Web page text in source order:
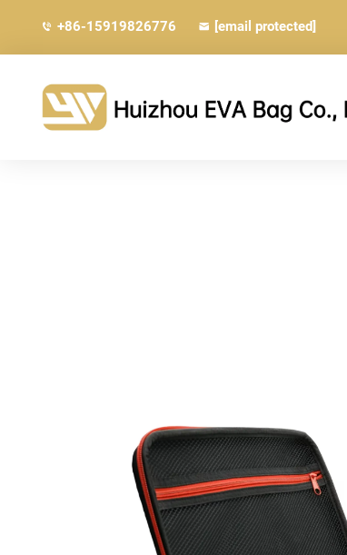
+86-15919826776 [email protected]